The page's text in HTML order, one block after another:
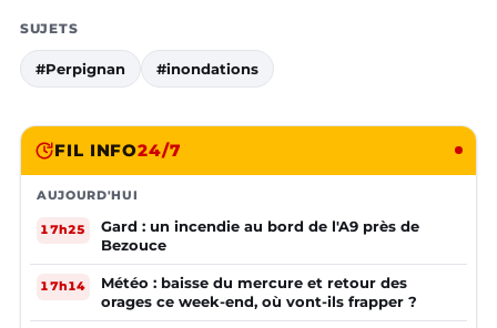
SUJETS
#Perpignan #inondations
FIL INFO24/7
AUJOURD'HUI
17h25
Gard : un incendie au bord de l'A9 près de
Bezouce
17h14
Météo : baisse du mercure et retour des
orages ce week-end, où vont-ils frapper ?